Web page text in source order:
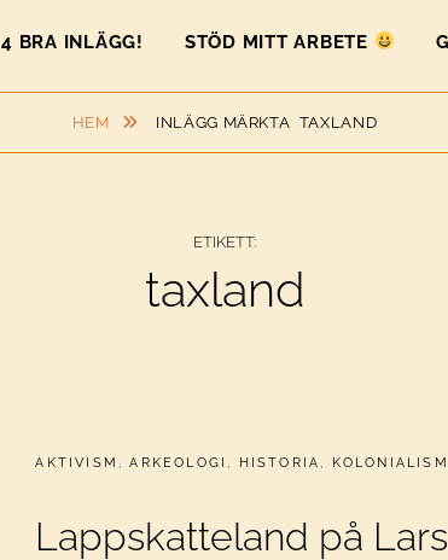
4 BRA INLÄGG! STÖD MITT ARBETE
HEM INLÄGG MÄRKTA TAXLAND
ETIKETT:
taxland
CATEGORIES:
AKTIVISM ,ARKEOLOGI , HISTORIA , KOLONIALISM
Lappskatteland på